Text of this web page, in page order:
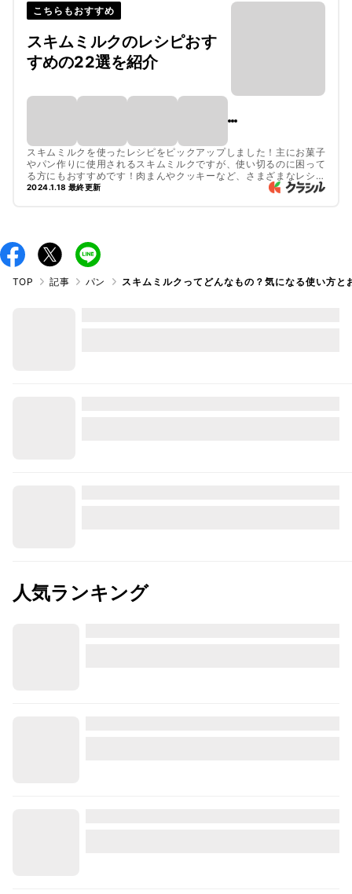
こちらもおすすめ
スキムミルクのレシピおす
すめの22選を紹介
スキムミルクを使ったレシピをピックアップしました！主にお菓子
やパン作りに使用されるスキムミルクですが、使い切るのに困って
る方にもおすすめです！肉まんやクッキーなど、さまざまなレシピ
をご紹介していますので、ぜひ参考にしてみてくださいね。
2024.1.18 最終更新
TOP 記事 パン スキムミルクってどんなもの？気になる使い方と
人気ランキング